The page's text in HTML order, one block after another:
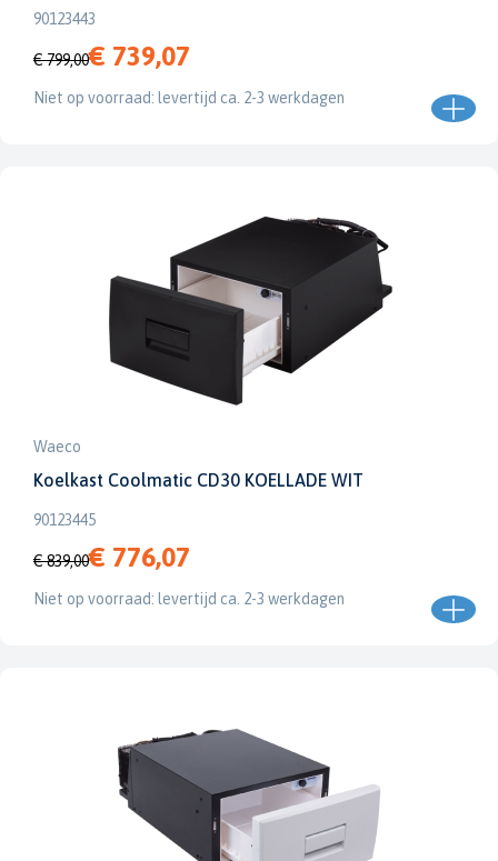
90123443
€ 799,00€ 739,07
Niet op voorraad: levertijd ca. 2-3 werkdagen
Waeco
Koelkast Coolmatic CD30 KOELLADE WIT
90123445
€ 839,00€ 776,07
Niet op voorraad: levertijd ca. 2-3 werkdagen